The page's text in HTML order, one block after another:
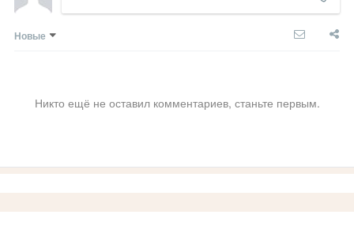
Новые
Никто ещё не оставил комментариев, станьте первым.